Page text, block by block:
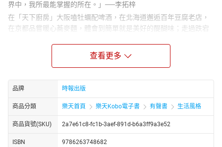
界中，我所最能掌握的所在。」──李拓梓
在「天下廚房」大阪嗑牡蠣配啤酒，在北海道邂逅百年豆腐老店，
在京都品嘗暖心蕎麥麵，體會到簡單就是美好的醍醐味；走過跌宕
羊肉湯，喚醒舌尖酸甜苦辣的人生況味，「這我也可以自己做」，
一場料理魂的探險於焉展開。
本、中國的各種料理如何和台灣家常菜一起，在自家廚房落地生根
剪輯工程：王奕久
查看更多
品牌 時報出版
商品分類 樂天首頁 樂天Kobo電子書 有聲書 生活風格
商品貨號(SKU) 2a7e61c8-fc1b-3aef-891d-b6a3ff9a3e52
ISBN 9786263748682